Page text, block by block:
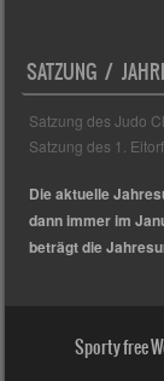
SATZUNG /
Satzung des Judo
Satzung des 1.
Die aktuelle
dann immer im
beträgt die
Sporty free